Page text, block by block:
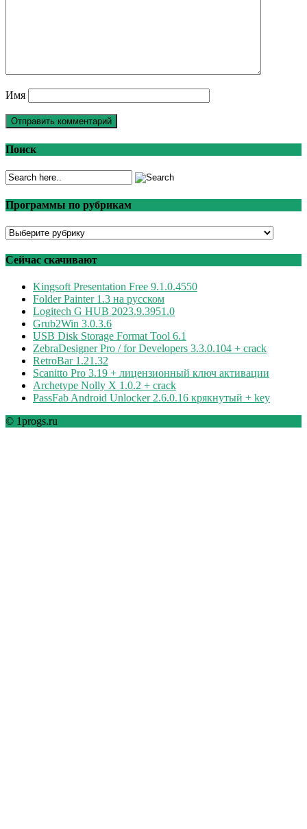
Имя
Поиск
Программы по рубрикам
Программы
рубрикам
Сейчас скачивают
Kingsoft Presentation Free 9.1.0.4550
Folder Painter 1.3 на русском
Logitech G HUB 2023.9.3951.0
Grub2Win 3.0.3.6
USB Disk Storage Format Tool 6.1
ZebraDesigner Pro / for Developers 3.3.0.104 + crack
RetroBar 1.21.32
Scanitto Pro 3.19 + лицензионный ключ активации
Archetype Nolly X 1.0.2 + crack
PassFab Android Unlocker 2.6.0.16 крякнутый + key
© 1progs.ru